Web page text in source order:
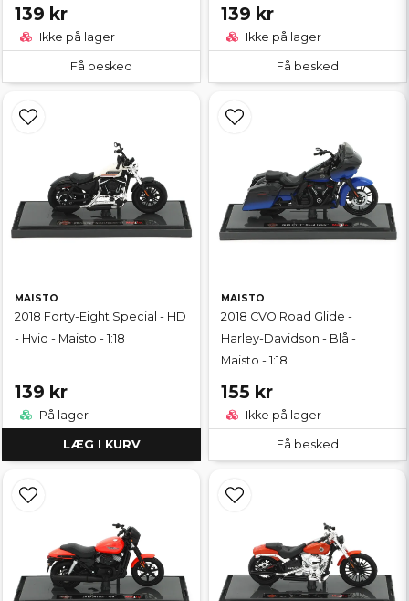
139 kr
Ikke på lager
Få besked
139 kr
Ikke på lager
Få besked
MAISTO
2018 Forty-Eight Special - HD
- Hvid - Maisto - 1:18
139 kr
På lager
LÆG I KURV
MAISTO
2018 CVO Road Glide -
Harley-Davidson - Blå -
Maisto - 1:18
155 kr
Ikke på lager
Få besked